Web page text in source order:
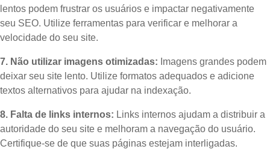
lentos podem frustrar os usuários e impactar negativamente
seu SEO. Utilize ferramentas para verificar e melhorar a
velocidade do seu site.
7. Não utilizar imagens otimizadas: Imagens grandes podem
deixar seu site lento. Utilize formatos adequados e adicione
textos alternativos para ajudar na indexação.
8. Falta de links internos: Links internos ajudam a distribuir a
autoridade do seu site e melhoram a navegação do usuário.
Certifique-se de que suas páginas estejam interligadas.